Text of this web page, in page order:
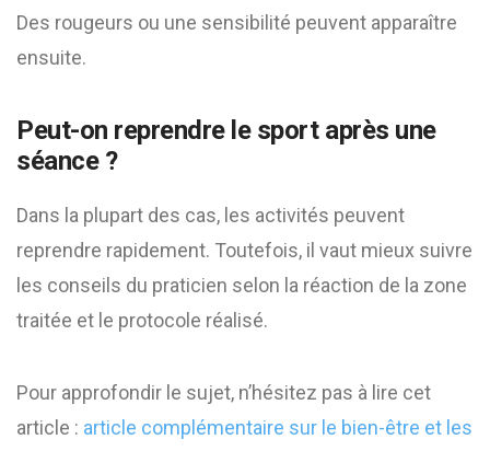
Des rougeurs ou une sensibilité peuvent apparaître
ensuite.
Peut-on reprendre le sport après une
séance ?
Dans la plupart des cas, les activités peuvent
reprendre rapidement. Toutefois, il vaut mieux suivre
les conseils du praticien selon la réaction de la zone
traitée et le protocole réalisé.
Pour approfondir le sujet, n’hésitez pas à lire cet
article : article complémentaire sur le bien-être et les